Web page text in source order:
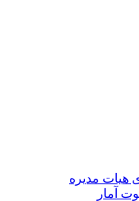
هیات مدیره
آمار